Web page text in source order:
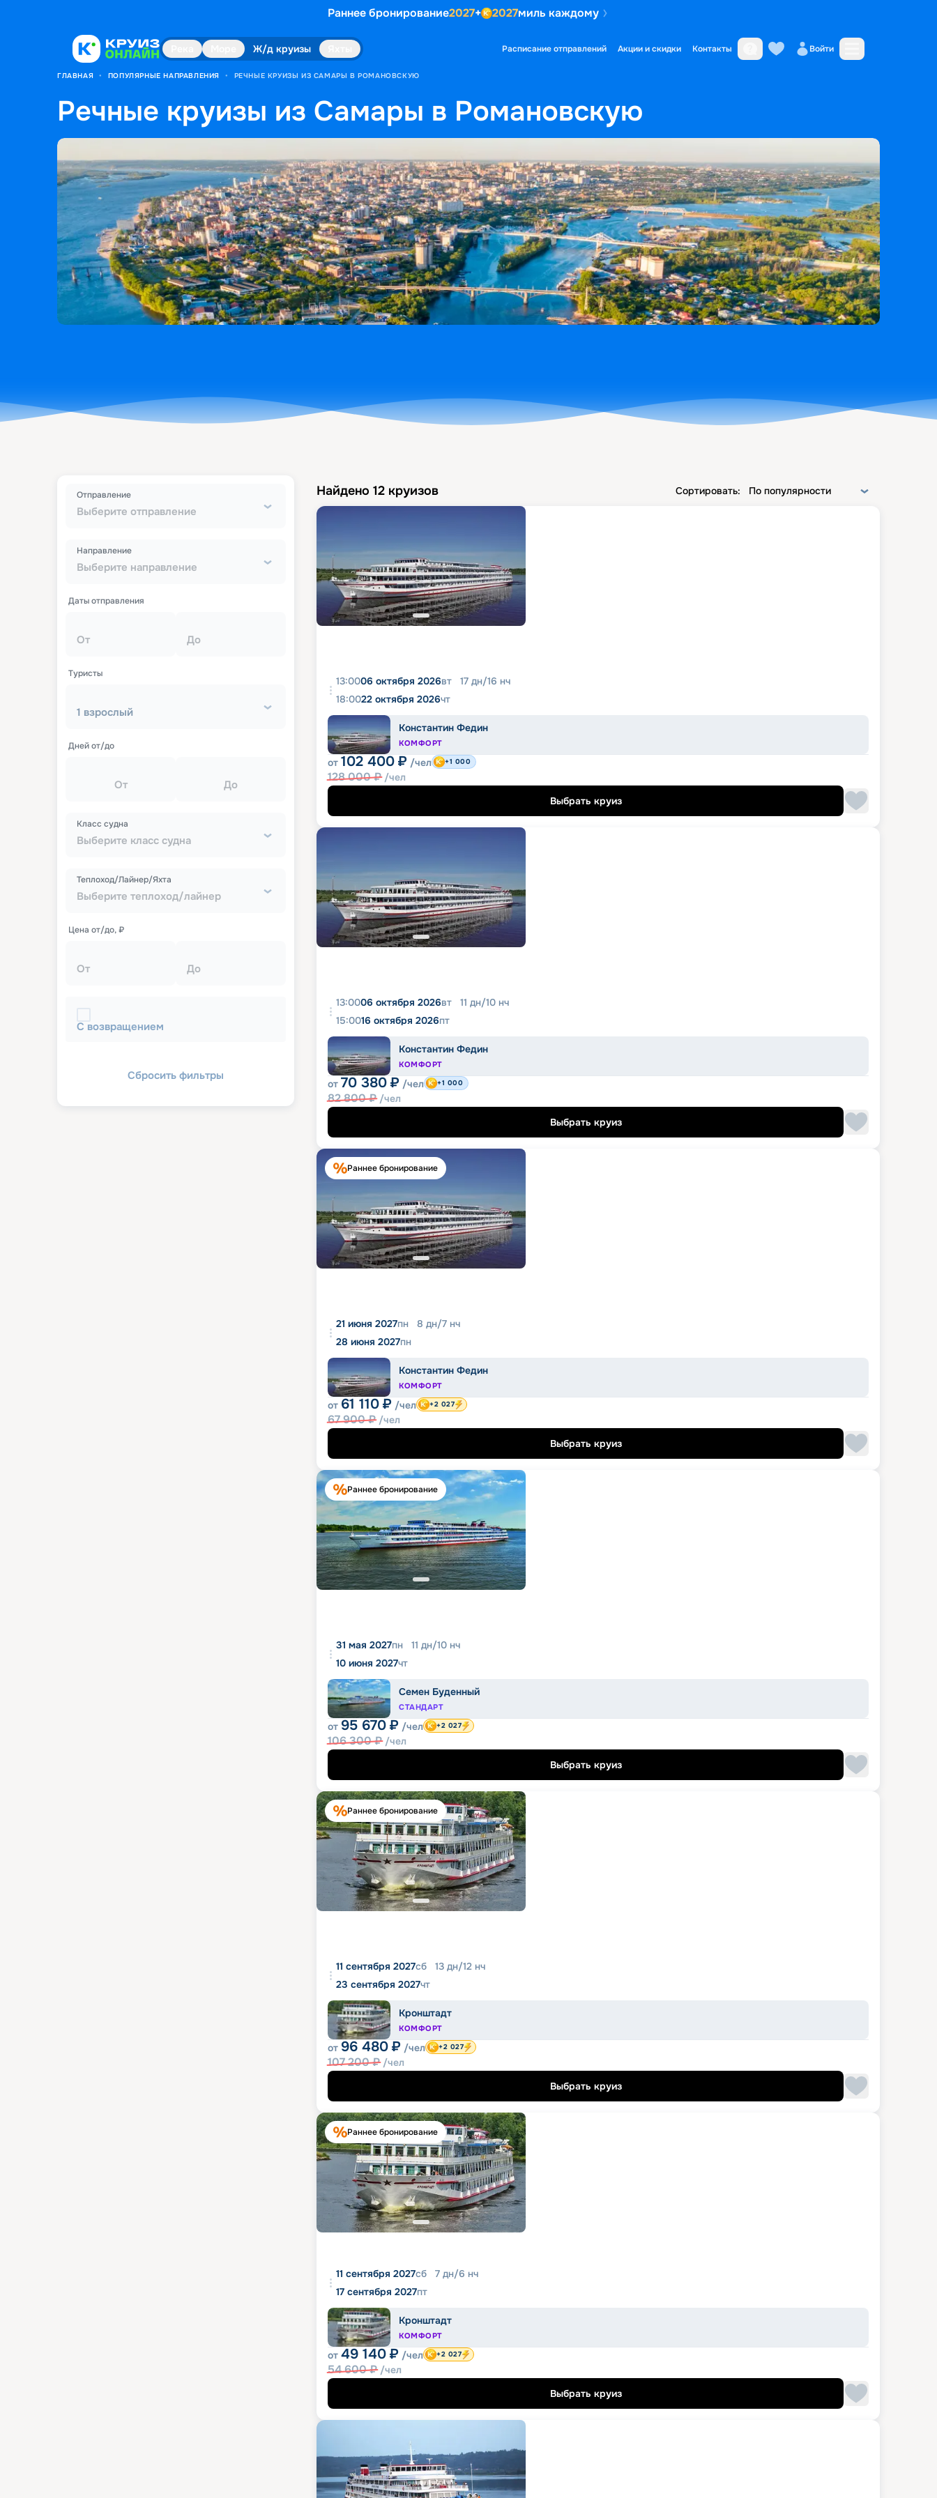
Раннее бронирование2027+ 2027миль каждому
Ж/д круизы Расписание отправлений Акции и скидки Контакты Войти
ГЛАВНАЯ • ПОПУЛЯРНЫЕ НАПРАВЛЕНИЯ • РЕЧНЫЕ КРУИЗЫ ИЗ САМАРЫ В РОМАНОВСКУЮ
Речные круизы из Самары в Романовскую
Выберите отправление
Отправление
Выберите направление
Направление
Даты отправления
От До
Туристы
1 взрослый
Дней от/до
От До
Выберите класс судна
Класс судна
Выберите теплоход/лайнер
Теплоход/Лайнер/Яхта
Цена от/до, ₽
От До
С возвращением
Сбросить фильтры
Найдено 12 круизов Сортировать: По популярности
13:0006 октября 2026вт 17 дн/16 нч
18:0022 октября 2026чт
Константин Федин
КОМФОРТ
от 102 400 ₽ /чел
128 000₽ /чел
+1 000
Выбрать круиз
13:0006 октября 2026вт 11 дн/10 нч
15:0016 октября 2026пт
Константин Федин
КОМФОРТ
от 70 380 ₽ /чел
82 800₽ /чел
+1 000
Выбрать круиз
Раннее бронирование
21 июня 2027пн 8 дн/7 нч
28 июня 2027пн
Константин Федин
КОМФОРТ
от 61 110 ₽ /чел
67 900₽ /чел
+2 027
Выбрать круиз
Раннее бронирование
31 мая 2027пн 11 дн/10 нч
10 июня 2027чт
Семен Буденный
СТАНДАРТ
от 95 670 ₽ /чел
106 300₽ /чел
+2 027
Выбрать круиз
Раннее бронирование
11 сентября 2027сб 13 дн/12 нч
23 сентября 2027чт
Кронштадт
КОМФОРТ
от 96 480 ₽ /чел
107 200₽ /чел
+2 027
Выбрать круиз
Раннее бронирование
11 сентября 2027сб 7 дн/6 нч
17 сентября 2027пт
Кронштадт
КОМФОРТ
от 49 140 ₽ /чел
54 600₽ /чел
+2 027
Выбрать круиз